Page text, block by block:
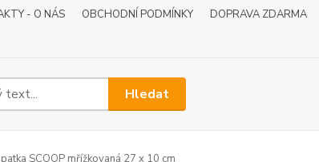
- O NÁS OBCHODNÍ PODMÍNKY
DOPRAVA ZDARMA
Hledat
SCOOP mřížkovaná 27 x 10 cm